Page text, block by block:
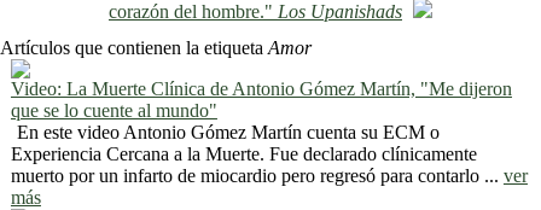
corazón del hombre." Los Upanishads
Artículos que contienen la etiqueta Amor
Video: La Muerte Clínica de Antonio Gómez Martín, "Me dijeron
que se lo cuente al mundo"
En este video Antonio Gómez Martín cuenta su ECM o
Experiencia Cercana a la Muerte. Fue declarado clínicamente
muerto por un infarto de miocardio pero regresó para contarlo ... ver
más